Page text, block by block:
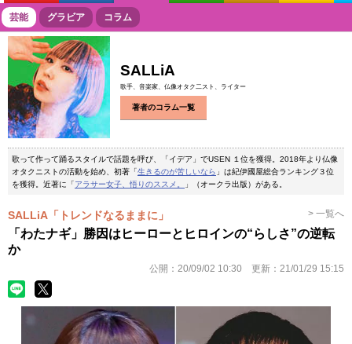
ボートレース 競輪 オートレース
芸能 グラビア コラム
SALLiA
歌手、音楽家、仏像オタク二スト、ライター
著者のコラム一覧
歌って作って踊るスタイルで話題を呼び、「イデア」でUSEN １位を獲得。2018年より仏像
オタクニストの活動を始め、初著「生きるのが苦しいなら 」は紀伊國屋総合ランキング３位
を獲得。近著に「アラサー女子、悟りのススメ。 」（オークラ出版）がある。
SALLiA「トレンドなるままに」 > 一覧へ
「わたナギ」勝因はヒーローとヒロインの“らしさ”の逆転
か
公開： 20/09/02 10:30 更新： 21/01/29 15:15